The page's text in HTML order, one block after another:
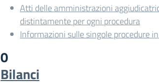
Atti delle amministrazioni
distintamente per ogni procedura
Informazioni sulle singole procedure
0
Bilanci